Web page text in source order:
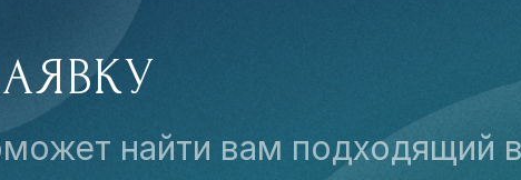
найти вам подходящий